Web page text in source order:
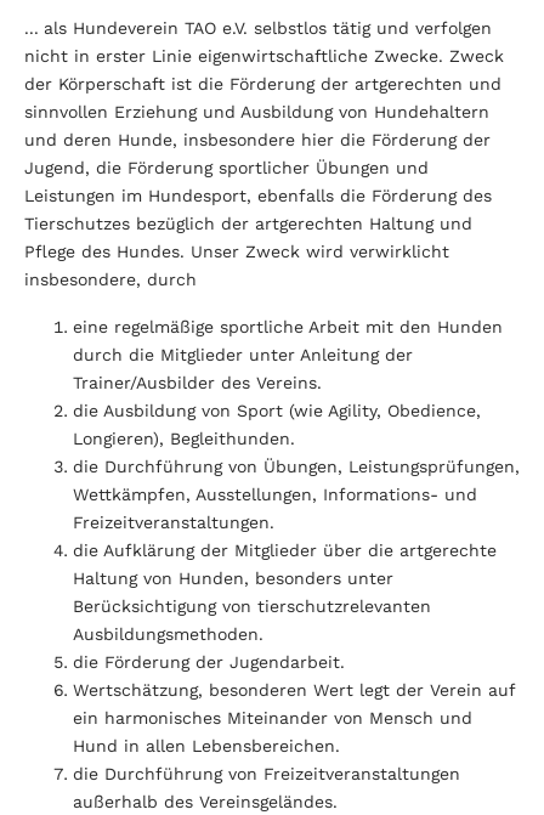
... als Hundeverein TAO e.V. selbstlos tätig und verfolgen
nicht in erster Linie eigenwirtschaftliche Zwecke. Zweck
der Körperschaft ist die Förderung der artgerechten und
sinnvollen Erziehung und Ausbildung von Hundehaltern
und deren Hunde, insbesondere hier die Förderung der
Jugend, die Förderung sportlicher Übungen und
Leistungen im Hundesport, ebenfalls die Förderung des
Tierschutzes bezüglich der artgerechten Haltung und
Pflege des Hundes. Unser Zweck wird verwirklicht
insbesondere, durch
eine regelmäßige sportliche Arbeit mit den Hunden
durch die Mitglieder unter Anleitung der
Trainer/Ausbilder des Vereins.
die Ausbildung von Sport (wie Agility, Obedience,
Longieren), Begleithunden.
die Durchführung von Übungen, Leistungsprüfungen,
Wettkämpfen, Ausstellungen, Informations- und
Freizeitveranstaltungen.
die Aufklärung der Mitglieder über die artgerechte
Haltung von Hunden, besonders unter
Berücksichtigung von tierschutzrelevanten
Ausbildungsmethoden.
die Förderung der Jugendarbeit.
Wertschätzung, besonderen Wert legt der Verein auf
ein harmonisches Miteinander von Mensch und
Hund in allen Lebensbereichen.
die Durchführung von Freizeitveranstaltungen
außerhalb des Vereinsgeländes.